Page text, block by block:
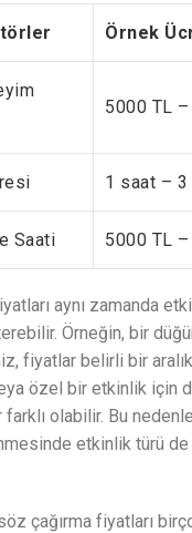
Örnek
5000 TL
1 saat – 3
Saati 5000 TL
aynı zamanda
Örneğin, bir
fiyatlar belirli bir
özel bir etkinlik için
olabilir. Bu
etkinlik türü
çağırma fiyatları